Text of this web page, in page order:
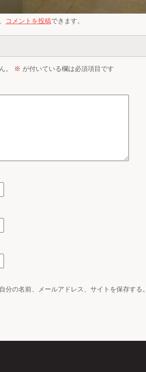
コメントを投稿できます。
。 ※ が付いている欄は必須項目です
の名前、メールアドレス、サイトを保存する。